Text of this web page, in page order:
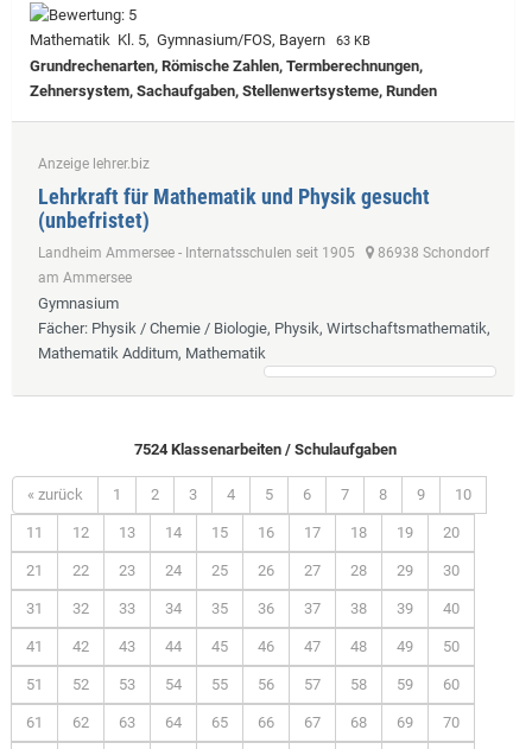
Mathematik Kl. 5, Gymnasium/FOS, Bayern 63 KB
Grundrechenarten, Römische Zahlen, Termberechnungen,
Zehnersystem, Sachaufgaben, Stellenwertsysteme, Runden
Anzeige lehrer.biz
Lehrkraft für Mathematik und Physik gesucht
(unbefristet)
Landheim Ammersee - Internatsschulen seit 1905
86938 Schondorf
am Ammersee
Gymnasium
Fächer: Physik / Chemie / Biologie, Physik, Wirtschaftsmathematik,
Mathematik Additum, Mathematik
7524 Klassenarbeiten / Schulaufgaben
« zurück 1 2 3 4 5 6 7 8 9 10
11 12 13 14 15 16 17 18 19 20
21 22 23 24 25 26 27 28 29 30
31 32 33 34 35 36 37 38 39 40
41 42 43 44 45 46 47 48 49 50
51 52 53 54 55 56 57 58 59 60
61 62 63 64 65 66 67 68 69 70